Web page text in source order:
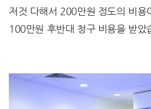
저것 다해서 200만원 정도의 비용
100만원 후반대 청구 비용을 받았